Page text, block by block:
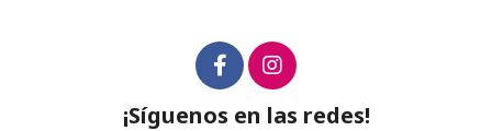
¡Síguenos en las redes!